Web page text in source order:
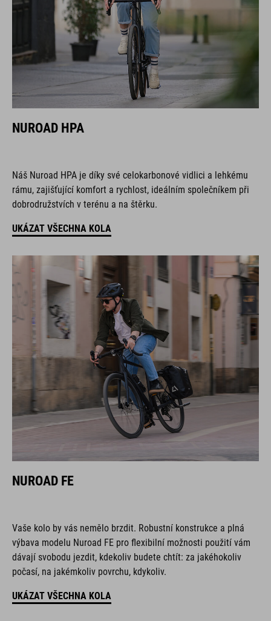
NUROAD HPA
Náš Nuroad HPA je díky své celokarbonové vidlici a lehkému
rámu, zajišťující komfort a rychlost, ideálním společníkem při
dobrodružstvích v terénu a na štěrku.
UKÁZAT VŠECHNA KOLA
NUROAD FE
Vaše kolo by vás nemělo brzdit. Robustní konstrukce a plná
výbava modelu Nuroad FE pro flexibilní možnosti použití vám
dávají svobodu jezdit, kdekoliv budete chtít: za jakéhokoliv
počasí, na jakémkoliv povrchu, kdykoliv.
UKÁZAT VŠECHNA KOLA